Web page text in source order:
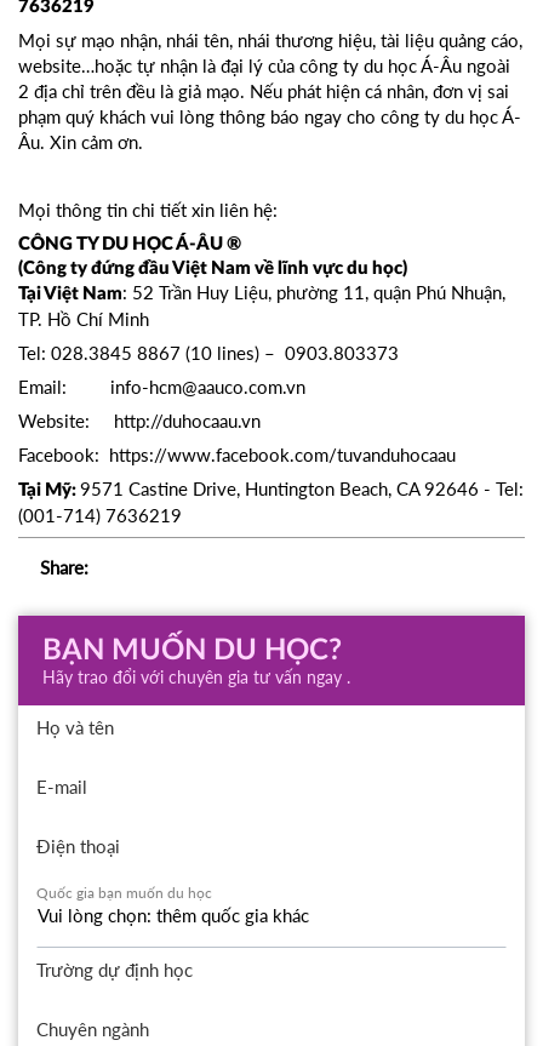
7636219
Mọi sự mạo nhận, nhái tên, nhái thương hiệu, tài liệu quảng cáo,
website…hoặc tự nhận là đại lý của công ty du học Á-Âu ngoài
2 địa chỉ trên đều là giả mạo. Nếu phát hiện cá nhân, đơn vị sai
phạm quý khách vui lòng thông báo ngay cho công ty du học Á-
Âu. Xin cảm ơn.
Mọi thông tin chi tiết xin liên hệ:
CÔNG TY DU HỌC Á-ÂU ®
(Công ty đứng đầu Việt Nam về lĩnh vực du học)
Tại Việt Nam: 52 Trần Huy Liệu, phường 11, quận Phú Nhuận,
TP. Hồ Chí Minh
Tel: 028.3845 8867 (10 lines) – 0903.803373
Email: info-hcm@aauco.com.vn
Website: http://duhocaau.vn
Facebook: https://www.facebook.com/tuvanduhocaau
Tại Mỹ: 9571 Castine Drive, Huntington Beach, CA 92646 - Tel:
(001-714) 7636219
Share:
BẠN MUỐN DU HỌC?
Hãy trao đổi với chuyên gia tư vấn ngay .
Họ và tên
E-mail
Điện thoại
Quốc gia bạn muốn du học
Trường dự định học
Chuyên ngành